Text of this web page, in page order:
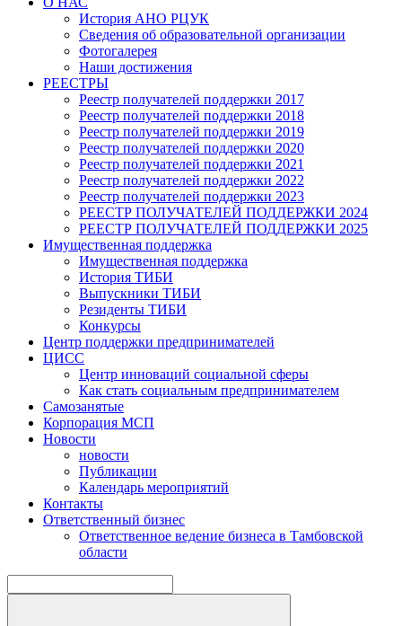
История АНО РЦУК
Сведения об образовательной организации
Фотогалерея
Наши достижения
РЕЕСТРЫ
Реестр получателей поддержки 2017
Реестр получателей поддержки 2018
Реестр получателей поддержки 2019
Реестр получателей поддержки 2020
Реестр получателей поддержки 2021
Реестр получателей поддержки 2022
Реестр получателей поддержки 2023
РЕЕСТР ПОЛУЧАТЕЛЕЙ ПОДДЕРЖКИ 2024
РЕЕСТР ПОЛУЧАТЕЛЕЙ ПОДДЕРЖКИ 2025
Имущественная поддержка
Имущественная поддержка
История ТИБИ
Выпускники ТИБИ
Резиденты ТИБИ
Конкурсы
Центр поддержки предпринимателей
ЦИСС
Центр инноваций социальной сферы
Как стать социальным предпринимателем
Самозанятые
Корпорация МСП
Новости
новости
Публикации
Календарь мероприятий
Контакты
Ответственный бизнес
Ответственное ведение бизнеса в Тамбовской
области